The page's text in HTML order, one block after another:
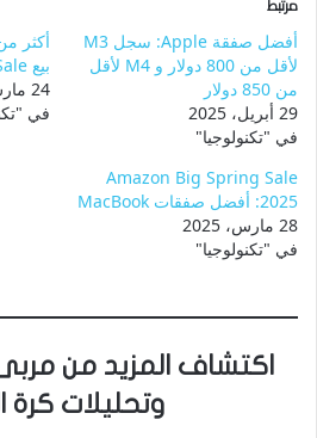
مرتبط
أفضل صفقة Apple: سجل M3
لأقل من 800 دولار و M4 لأقل
من 850 دولار
29 أبريل، 2025
في "تكنولوجيا"
بيع Amazon Big Spring Sale
24 مارس، 2025
في
Amazon Big Spring Sale
2025: أفضل صفقات MacBook
28 مارس، 2025
في "تكنولوجيا"
اكتشاف المزيد من
وتحليلات كرة